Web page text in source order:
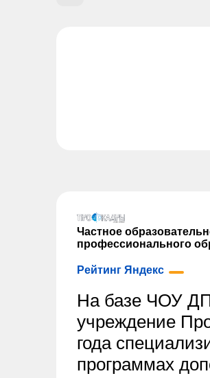
Частное
профессионального
Рейтинг Яндекс
На базе ЧОУ
учреждение
года
программах